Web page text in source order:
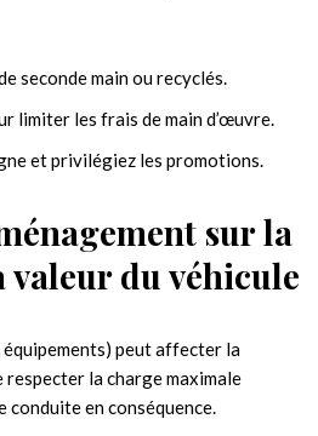
seconde main ou recyclés.
limiter les frais de main d’œuvre.
et privilégiez les promotions.
sur la
valeur du véhicule
équipements) peut affecter la
la charge maximale
en conséquence.